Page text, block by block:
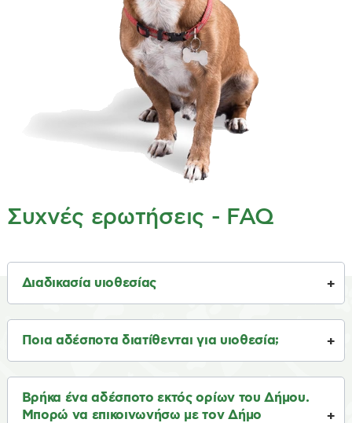
Συχνές ερωτήσεις - FAQ
Διαδικασία υιοθεσίας
Ποια αδέσποτα διατίθενται για υιοθεσία;
Βρήκα ένα αδέσποτο εκτός ορίων του Δήμου.
Μπορώ να επικοινωνήσω με τον Δήμο